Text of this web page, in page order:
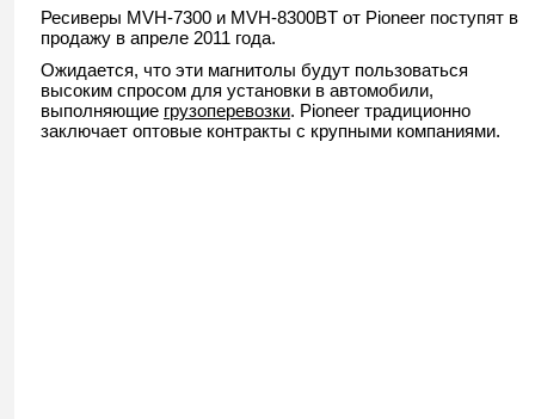
Ресиверы MVH-7300 и MVH-8300BT от Pioneer поступят в
продажу в апреле 2011 года.
Ожидается, что эти магнитолы будут пользоваться
высоким спросом для установки в автомобили,
выполняющие грузоперевозки. Pioneer традиционно
заключает оптовые контракты с крупными компаниями.